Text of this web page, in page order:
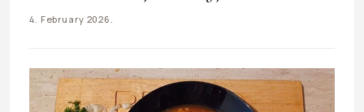
4. February 2026.